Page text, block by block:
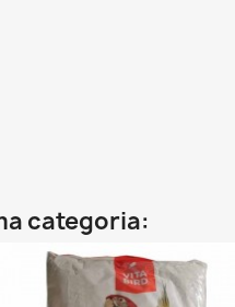
categoria: